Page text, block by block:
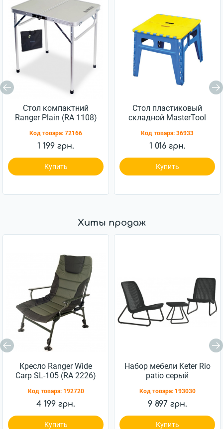
Стол компактний
Ranger Plain (RA 1108)
Код товара: 72166
1 199 грн.
Купить
Стол пластиковый
складной MasterTool
0194)
Код товара: 36933
1 016 грн.
Купить
Хиты продаж
Кресло Ranger Wide
Carp SL-105 (RA 2226)
Код товара: 192720
4 199 грн.
Купить
Набор мебели Keter Rio
patio серый
Код товара: 193030
9 897 грн.
Купить